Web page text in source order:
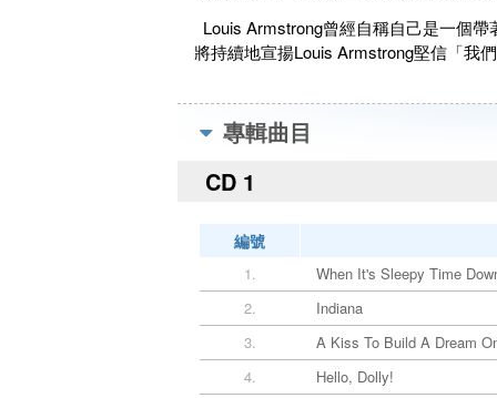
Louis Armstrong曾經自稱自己是一個
將持續地宣揚Louis Armstrong堅信「我
專輯曲目
CD 1
編號
1.
When It's Sleepy Time
2.
Indiana
3.
A Kiss To Build A Dream
4.
Hello, Dolly!